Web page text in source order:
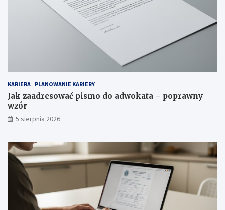
KARIERA PLANOWANIE KARIERY
Jak zaadresować pismo do adwokata – poprawny
wzór
5 sierpnia 2026